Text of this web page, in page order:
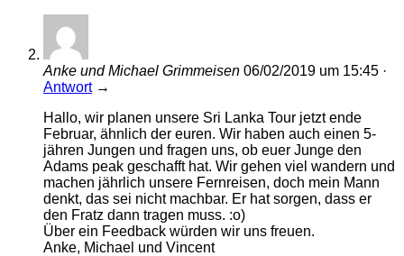
Anke und Michael Grimmeisen 06/02/2019 um 15:45 ·
Antwort→
Hallo, wir planen unsere Sri Lanka Tour jetzt ende
Februar, ähnlich der euren. Wir haben auch einen 5-
jähren Jungen und fragen uns, ob euer Junge den
Adams peak geschafft hat. Wir gehen viel wandern und
machen jährlich unsere Fernreisen, doch mein Mann
denkt, das sei nicht machbar. Er hat sorgen, dass er
den Fratz dann tragen muss. :o)
Über ein Feedback würden wir uns freuen.
Anke, Michael und Vincent